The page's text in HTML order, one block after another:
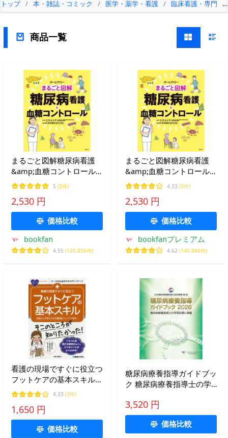
トップ / 本・雑誌・コミック / 医学・薬学・看護 / 臨床看護・専門 /
商品一覧
まるごと図解糖尿病看護
&amp;血糖コントロール
オールカラー/土方ふじ子/
河合俊英
5 (3件)
2,530 円
価格比較
bookfan
4.55 (125,856件)
まるごと図解糖尿病看護
&amp;血糖コントロール
オールカラー/土方ふじ子/
河合俊英
4.33 (3件)
2,530 円
価格比較
bookfanプレミアム
4.62 (140,946件)
看護の現場ですぐに役立つ
フットケアの基本スキル
患者さんを安心させる糖尿
病フットケア技術!/中澤真
弥
4.33 (3件)
1,650 円
価格比較
糖尿病療養指導ガイドブッ
ク 糖尿病療養指導士の学
尿病療養指導士認定機構
3,520 円
価格比較